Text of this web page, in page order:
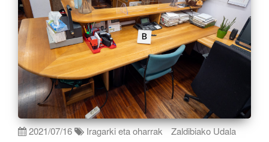
2021/07/16 Iragarki eta oharrak Zaldibiako Udala